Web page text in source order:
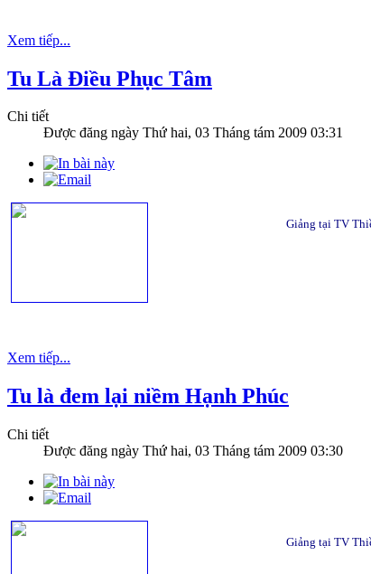
Xem tiếp...
Tu Là Điều Phục Tâm
Chi tiết
Được đăng ngày Thứ hai, 03 Tháng tám 2009 03:31
Giảng tại TV
Xem tiếp...
Tu là đem lại niềm Hạnh Phúc
Chi tiết
Được đăng ngày Thứ hai, 03 Tháng tám 2009 03:30
Giảng tại TV